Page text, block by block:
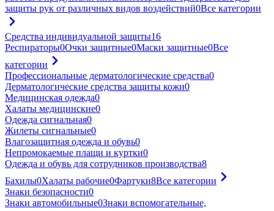
защиты рук от различных видов воздействий0Все категории
Средства индивидуальной защиты16
Респираторы0Очки защитные0Маски защитные0Все
категории
Профессиональные дерматологические средства0
Дерматологические средства защиты кожи0
Медицинская одежда0
Халаты медицинские0
Одежда сигнальная0
Жилеты сигнальные0
Влагозащитная одежда и обувь0
Непромокаемые плащи и куртки0
Одежда и обувь для сотрудников производства8
Бахилы0Халаты рабочие0Фартуки8Все категории
Знаки безопасности0
Знаки автомобильные0Знаки вспомогательные,